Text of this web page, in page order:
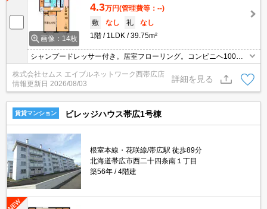
画像：14枚
4.3万円(管理費等：--)
敷
なし 礼
なし
1階
1LDK 39.75m²
シャンプードレッサー付き。居室フローリング。コンビニへ100
株式会社セムス エイブルネットワーク西帯広店
情報更新日 2026/08/03
詳細を見る
賃貸マンション ビレッジハウス帯広1号棟
根室本線・花咲線/帯広駅 徒歩89分
北海道帯広市西二十四条南１丁目
築56年
4階建